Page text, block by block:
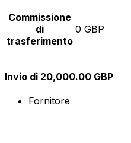
Commissione
di
trasferimento
0 GBP
Invio di 20,000.00 GBP
Fornitore